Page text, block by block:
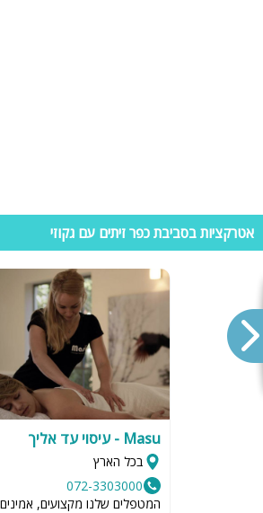
• מספר חדרים: ישנם נופשים שמעוניינים בנוחות
להדגיש כי מחיר הווילה נקבע לפי כמות החדרים
ולישון במזרונים על הרצפה.
• בריכה: חשוב לדאוג שהבריכה תהיה מובנת
אינטקס קטנה שלא תכיל את כולם. כשמדובר
להזמין וילה עם בריכה מגודרת ובכך למנוע
ולמנוע סכנות.
• ניקיון ותחזוקה: לא משנה כמה אטרקציות הווילה
אם תחזוקת הווילה לא כמו שצריך, הכל מתגמד
הנכונה. לכן חשוב לקרוא חוות דעת על המתחם
אטרקציות בסביבת כפר זיתים עם גקוזי
Masu - עיסוי עד אליך
בכל הארץ
072-3303000
המטפלים שלנו מקצועים,